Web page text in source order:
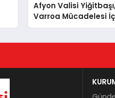
Afyon Valisi
Varroa Mücadelesi
Dağıttı